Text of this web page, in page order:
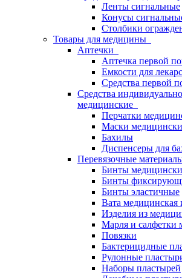
Ленты сигнальные
Конусы
Столбики
Товары для медицины
Аптечки
Аптечка первой
Емкости для
Средства первой
Средства
медицинские
Перчатки
Маски
Бахилы
Диспенсеры для
Перевязочные
Бинты
Бинты
Бинты эластичные
Вата медицинская
Изделия из
Марля и салфетки
Повязки
Бактерицидные
Рулонные
Наборы пластырей